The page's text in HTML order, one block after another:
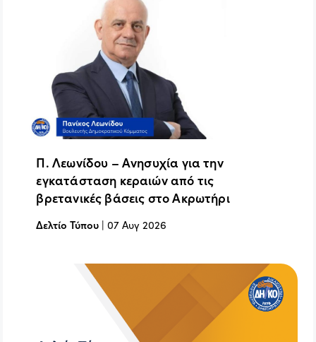
Π. Λεωνίδου – Ανησυχία για την
εγκατάσταση κεραιών από τις
βρετανικές βάσεις στο Ακρωτήρι
Δελτίο Τύπου |07 Αυγ 2026